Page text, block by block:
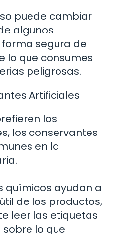
puede cambiar
algunos
segura de
lo que consumes
peligrosas.
Artificiales
los
los conservantes
en la
químicos ayudan a
de los productos,
leer las etiquetas
lo que